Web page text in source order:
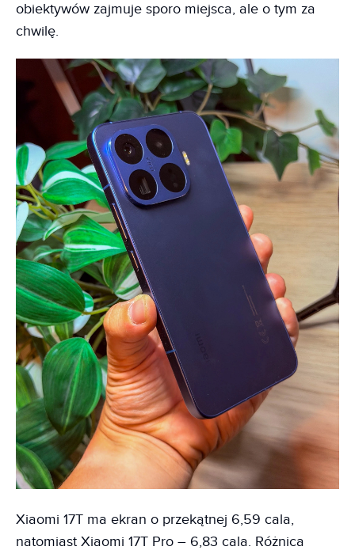
obiektywów zajmuje sporo miejsca, ale o tym za
chwilę.
Xiaomi 17T ma ekran o przekątnej 6,59 cala,
natomiast Xiaomi 17T Pro – 6,83 cala. Różnica